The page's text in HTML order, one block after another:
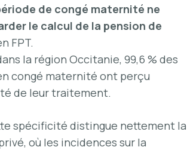
de congé maternité ne
le calcul de la pension de
FPT.
la région Occitanie, 99,6 % des
congé maternité ont perçu
de leur traitement.
spécificité distingue nettement la
où les incidences sur la